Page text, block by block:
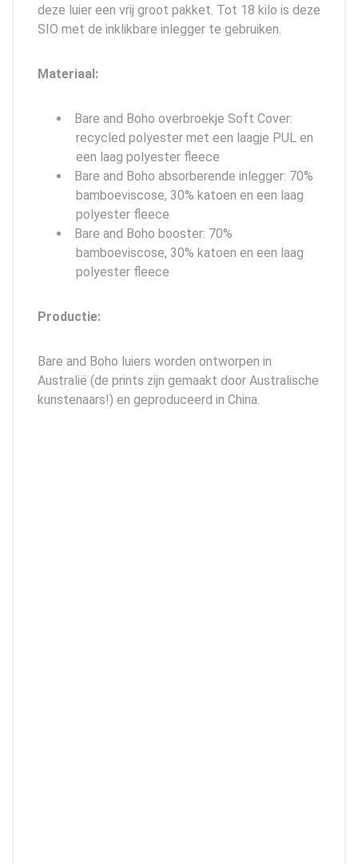
deze luier een vrij groot pakket. Tot 18 kilo is deze
SIO met de inklikbare inlegger te gebruiken.
Materiaal:
Bare and Boho overbroekje Soft Cover:
recycled polyester met een laagje PUL en
een laag polyester fleece
Bare and Boho absorberende inlegger: 70%
bamboeviscose, 30% katoen en een laag
polyester fleece
Bare and Boho booster: 70%
bamboeviscose, 30% katoen en een laag
polyester fleece
Productie:
Bare and Boho luiers worden ontworpen in
Australië (de prints zijn gemaakt door Australische
kunstenaars!) en geproduceerd in China.